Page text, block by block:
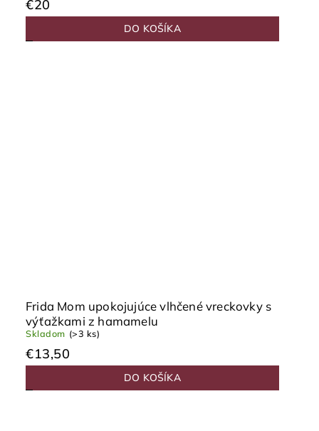
€20
DO KOŠÍKA
Frida Mom upokojujúce vlhčené vreckovky s
výťažkami z hamamelu
Skladom (>3 ks)
€13,50
DO KOŠÍKA